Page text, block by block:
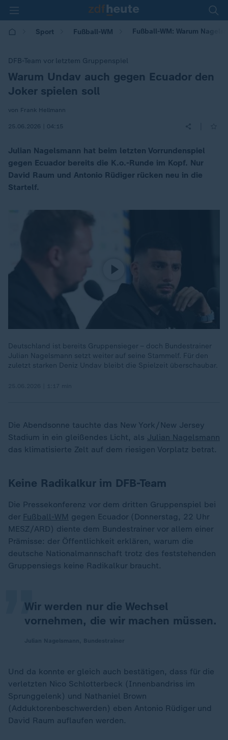
Sport Fußball-WM Fußball-WM: Warum
DFB-Team vor letztem Gruppenspiel
:
Warum Undav auch gegen Ecuador den
Joker spielen soll
von Frank Hellmann
25.06.2026 | 04:15
Julian Nagelsmann hat beim letzten Vorrundenspiel
gegen Ecuador bereits die K.o.-Runde im Kopf. Nur
David Raum und Antonio Rüdiger rücken neu in die
Startelf.
Deutschland ist bereits Gruppensieger – doch Bundestrainer
Julian Nagelsmann setzt weiter auf seine Stammelf. Für den
zuletzt starken Deniz Undav bleibt die Spielzeit überschaubar.
Die Abendsonne tauchte das New York/New Jersey
Stadium in ein gleißendes Licht, als Julian Nagelsmann
das klimatisierte Zelt auf dem riesigen Vorplatz betrat.
Keine Radikalkur im DFB-Team
Die Pressekonferenz vor dem dritten Gruppenspiel bei
der Fußball-WM gegen Ecuador (Donnerstag, 22 Uhr
MESZ/ARD) diente dem Bundestrainer vor allem einer
Prämisse: der Öffentlichkeit erklären, warum die
deutsche Nationalmannschaft trotz des feststehenden
Gruppensiegs keine Radikalkur braucht.
Wir werden nur die Wechsel
vornehmen, die wir machen müssen.
„
Und da konnte er gleich auch bestätigen, dass für die
verletzten Nico Schlotterbeck (Innenbandriss im
Sprunggelenk) und Nathaniel Brown
(Adduktorenbeschwerden) eben Antonio Rüdiger und
David Raum auflaufen werden.